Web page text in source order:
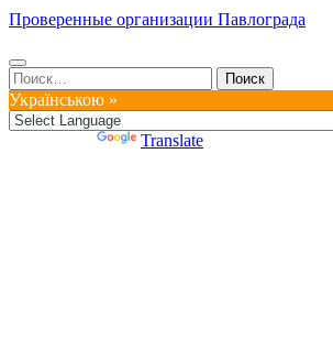
Проверенные организации Павлограда
Найти:
Українською »
Translate